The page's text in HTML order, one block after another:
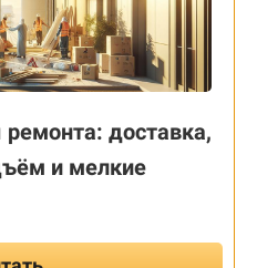
доставка,
и мелкие